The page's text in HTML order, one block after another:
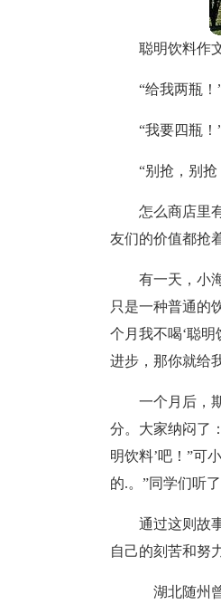
聪明饮料作
“给我两瓶！
“我要四瓶！
“别抢，别
怎么商店里
友们的价值都抢
有一天，小
只是一种普通的
个月我不喝‘聪
进步，那你就给
一个月后，
分。大家纳闷了
明饮料’吧！”可
的.。”同学们听
通过这则故
自己的刻苦和努
湖北随州